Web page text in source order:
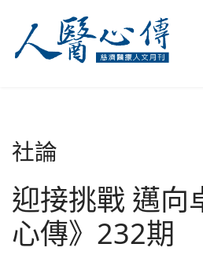
社論
迎接挑戰 邁向
心傳》232期